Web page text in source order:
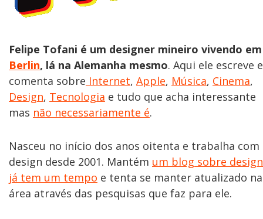
Felipe Tofani é um designer mineiro vivendo em
Berlin, lá na Alemanha mesmo. Aqui ele escreve e
comenta sobre Internet, Apple, Música, Cinema,
Design, Tecnologia e tudo que acha interessante
mas não necessariamente é.
Nasceu no início dos anos oitenta e trabalha com
design desde 2001. Mantém um blog sobre design
já tem um tempo e tenta se manter atualizado na
área através das pesquisas que faz para ele.